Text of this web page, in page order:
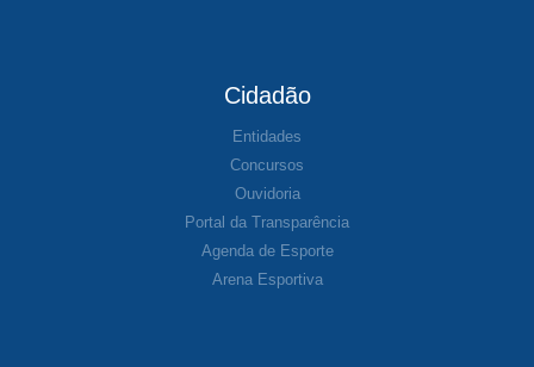
Cidadão
Entidades
Concursos
Ouvidoria
Portal da Transparência
Agenda de Esporte
Arena Esportiva